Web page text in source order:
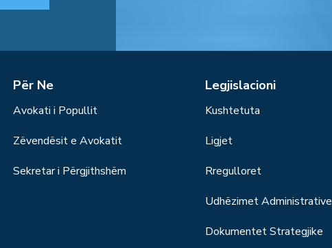
Për Ne
Avokati i Popullit
Zëvendësit e Avokatit
Sekretar i Përgjithshëm
Legjislacioni
Kushtetuta
Ligjet
Rregulloret
Udhëzimet Administrative
Dokumentet Strategjike